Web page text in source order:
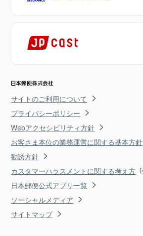
サイトのご利用について
プライバシーポリシー
Webアクセシビリティ方針
お客さま本位の業務運営に関する基本方針
勧誘方針
カスタマーハラスメントに関する考え方
日本郵便公式アプリ一覧
ソーシャルメディア
サイトマップ